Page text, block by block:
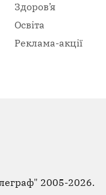
Здоров’я
Освіта
Реклама-акції
2005-2026.